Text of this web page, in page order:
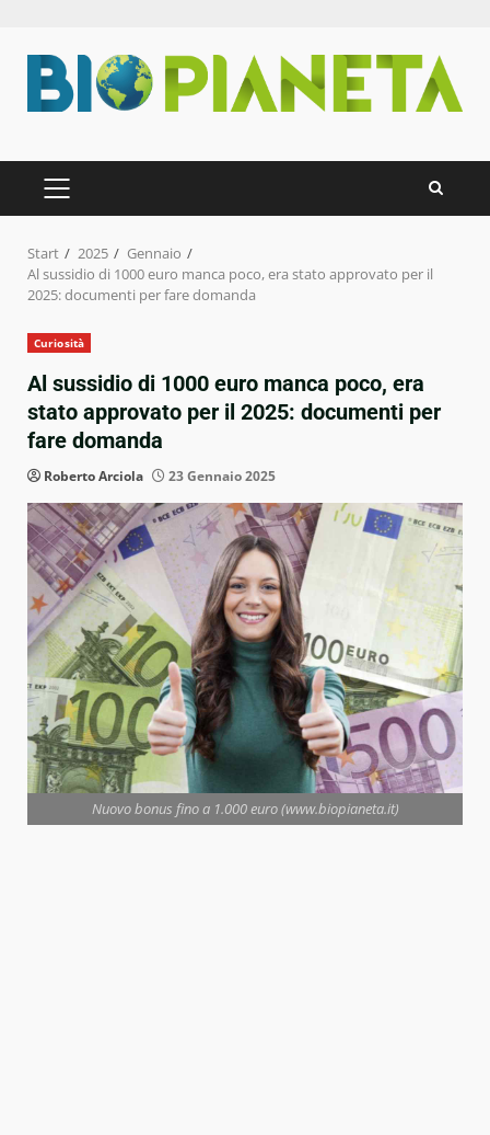
Inhalt
springen
PRIMÄRES
MENÜ
Start 2025
Gennaio
Al sussidio di 1000 euro manca poco, era stato approvato per il
2025: documenti per fare domanda
Curiosità
Al sussidio di 1000 euro manca poco, era
stato approvato per il 2025: documenti per
fare domanda
Roberto Arciola 23 Gennaio 2025
Nuovo bonus fino a 1.000 euro (www.biopianeta.it)